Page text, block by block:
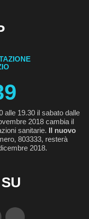
alle 19.30 il sabato dalle
2018 cambia il
sanitarie. Il nuovo
803333, resterà
2018.